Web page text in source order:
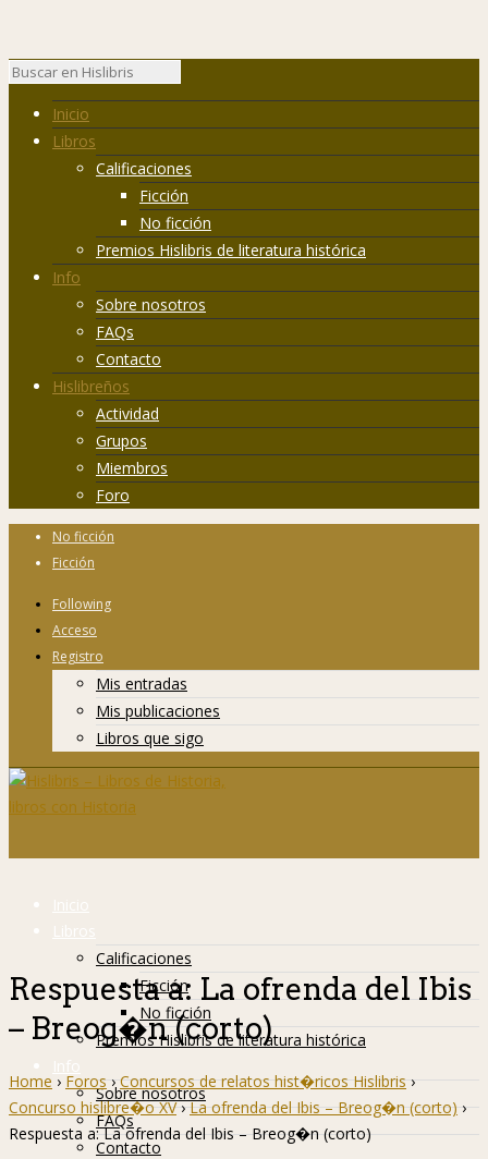
Inicio
Libros
Calificaciones
Ficción
No ficción
Premios Hislibris de literatura histórica
Info
Sobre nosotros
FAQs
Contacto
Hislibreños
Actividad
Grupos
Miembros
Foro
No ficción
Ficción
Following
Acceso
Registro
Mis entradas
Mis publicaciones
Libros que sigo
Inicio
Libros
Calificaciones
Ficción
No ficción
Premios Hislibris de literatura histórica
Info
Sobre nosotros
FAQs
Contacto
Respuesta a: La ofrenda del Ibis
– Breog�n (corto)
Home › Foros › Concursos de relatos hist�ricos Hislibris ›
Concurso hislibre�o XV › La ofrenda del Ibis – Breog�n (corto) ›
Respuesta a: La ofrenda del Ibis – Breog�n (corto)